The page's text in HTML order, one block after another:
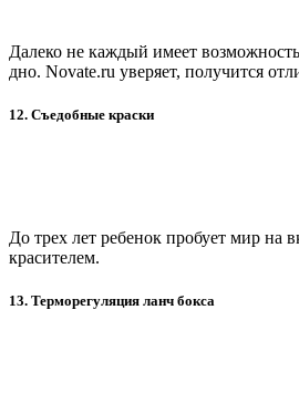
Далеко не каждый имеет
дно. Novate.ru уверяет, получится
12. Съедобные краски
До трех лет ребенок пробует мир
красителем.
13. Терморегуляция ланч бокса